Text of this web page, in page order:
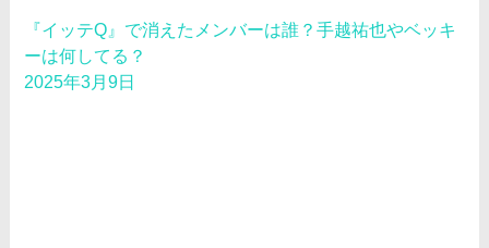
『イッテQ』で消えたメンバーは誰？手越祐也やベッキ
ーは何してる？
2025年3月9日